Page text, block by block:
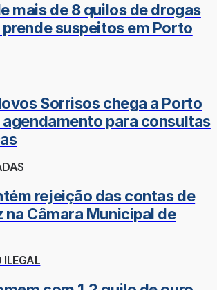
mais de 8 quilos de drogas
prende suspeitos em Porto
Sorrisos chega a Porto
agendamento para consultas
rejeição das contas de
na Câmara Municipal de
ILEGAL